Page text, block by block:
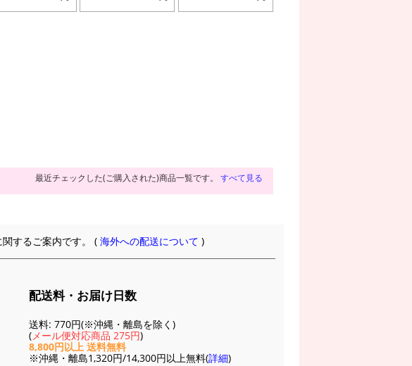
最近チェックした(ご購入された)商品一覧です。 すべて見る
するご案内です。 (海外への配送について )
配送料・お届け日数
送料: 770円(※沖縄・離島を除く)
(メール便対応商品 275円)
8,800円以上 送料無料
※沖縄・離島1,320円/14,300円以上無料(詳細)